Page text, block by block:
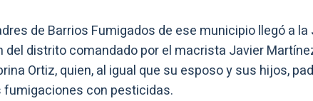
de Barrios Fumigados de ese municipio llegó a
del distrito comandado por el macrista Javier
Ortiz, quien, al igual que su esposo y sus hijos,
con pesticidas.